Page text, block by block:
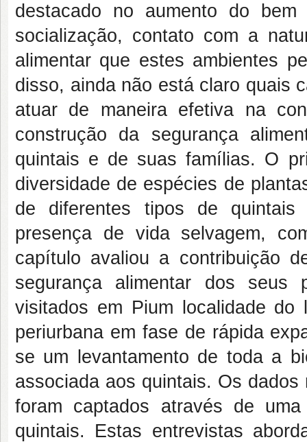
destacado no aumento do
socialização, contato com a
alimentar que estes ambientes
disso, ainda não está claro quais
atuar de maneira efetiva na
construção da segurança
quintais e de suas famílias. O
diversidade de espécies de
de diferentes tipos de quintais
presença de vida selvagem,
capítulo avaliou a contribuição
segurança alimentar dos seus
visitados em Pium localidade
periurbana em fase de rápida
se um levantamento de toda a
associada aos quintais. Os
foram captados através de
quintais. Estas entrevistas